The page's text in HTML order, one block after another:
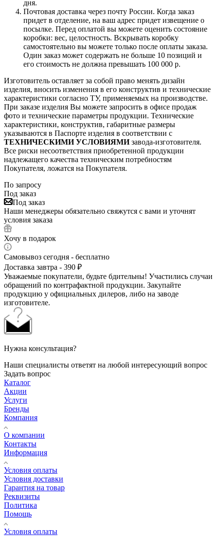
дня.
Почтовая доставка через почту России. Когда заказ
придет в отделение, на ваш адрес придет извещение о
посылке. Перед оплатой вы можете оценить состояние
коробки: вес, целостность. Вскрывать коробку
самостоятельно вы можете только после оплаты заказа.
Один заказ может содержать не больше 10 позиций и
его стоимость не должна превышать 100 000 р.
Изготовитель оставляет за собой право менять дизайн
изделия, вносить изменения в его конструктив и технические
характеристики согласно ТУ, применяемых на производстве.
При заказе изделия Вы можете запросить в офисе продаж
фото и технические параметры продукции. Технические
характеристики, конструктив, габаритные размеры
указываются в Паспорте изделия в соответствии с
ТЕХНИЧЕСКИМИ УСЛОВИЯМИзавода-изготовителя.
Все риски несоответствия приобретенной продукции
надлежащего качества техническим потребностям
Покупателя, ложатся на Покупателя.
По запросу
Под заказ
Под заказ
Наши менеджеры обязательно свяжутся с вами и уточнят
условия заказа
Хочу в подарок
Самовывоз сегодня - бесплатно
Доставка завтра - 390 ₽
Уважаемые покупатели, будьте бдительны! Участились случаи
обращений по контрафактной продукции. Закупайте
продукцию у официальных дилеров, либо на заводе
изготовителе.
Нужна консультация?
Наши специалисты ответят на любой интересующий вопрос
Задать вопрос
Каталог
Акции
Услуги
Бренды
Компания
О компании
Контакты
Информация
Условия оплаты
Условия доставки
Гарантия на товар
Реквизиты
Политика
Помощь
Условия оплаты